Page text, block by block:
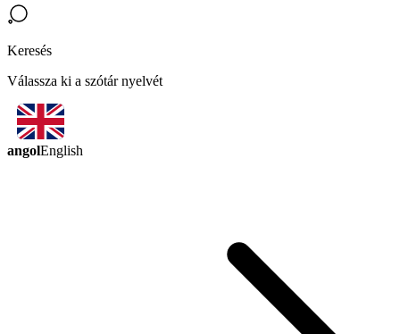
Keresés
Válassza ki a szótár nyelvét
angolEnglish